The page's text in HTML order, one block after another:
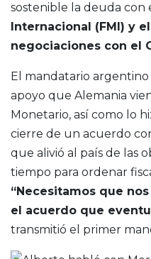
sostenible la deuda con
Internacional (FMI) y
negociaciones con el
El mandatario argentino
apoyo que Alemania
Monetario, así como lo
cierre de un acuerdo
que alivió al país de las
tiempo para ordenar
“Necesitamos que
el acuerdo que
transmitió el primer